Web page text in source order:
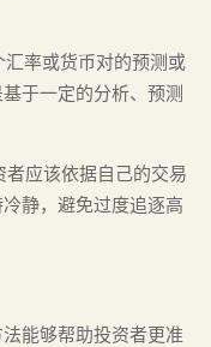
率或货币对的预测或
于一定的分析、预测
应该依据自己的交易
静，避免过度追逐高
能够帮助投资者更准